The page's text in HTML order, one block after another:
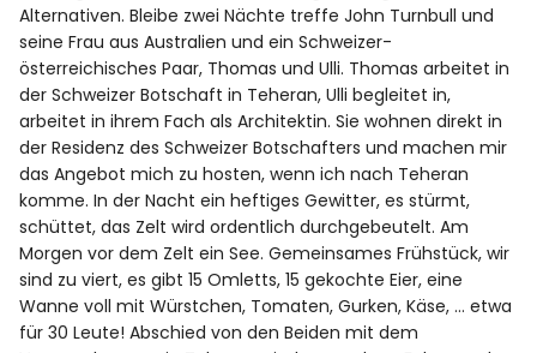
Alternativen. Bleibe zwei Nächte treffe John Turnbull und
seine Frau aus Australien und ein Schweizer-
österreichisches Paar, Thomas und Ulli. Thomas arbeitet in
der Schweizer Botschaft in Teheran, Ulli begleitet in,
arbeitet in ihrem Fach als Architektin. Sie wohnen direkt in
der Residenz des Schweizer Botschafters und machen mir
das Angebot mich zu hosten, wenn ich nach Teheran
komme. In der Nacht ein heftiges Gewitter, es stürmt,
schüttet, das Zelt wird ordentlich durchgebeutelt. Am
Morgen vor dem Zelt ein See. Gemeinsames Frühstück, wir
sind zu viert, es gibt 15 Omletts, 15 gekochte Eier, eine
Wanne voll mit Würstchen, Tomaten, Gurken, Käse, … etwa
für 30 Leute! Abschied von den Beiden mit dem